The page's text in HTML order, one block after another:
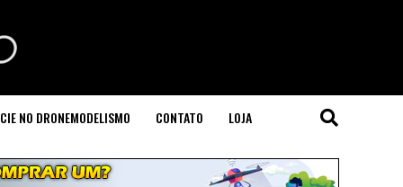
NO DRONEMODELISMO CONTATO LOJA